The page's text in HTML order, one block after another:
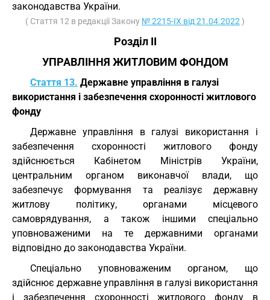
законодавства України.
( Стаття 12 в редакції Закону № 2215-IX від 21.04.2022 )
Розділ II
УПРАВЛІННЯ ЖИТЛОВИМ ФОНДОМ
Стаття 13. Державне управління в галузі
використання і забезпечення схоронності житлового
фонду
Державне управління в галузі використання і
забезпечення схоронності житлового фонду
здійснюється Кабінетом Міністрів України,
центральним органом виконавчої влади, що
забезпечує формування та реалізує державну
житлову політику, органами місцевого
самоврядування, а також іншими спеціально
уповноваженими на те державними органами
відповідно до законодавства України.
Спеціально уповноваженим органом, що
здійснює державне управління в галузі використання
і забезпечення схоронності житлового фонду в